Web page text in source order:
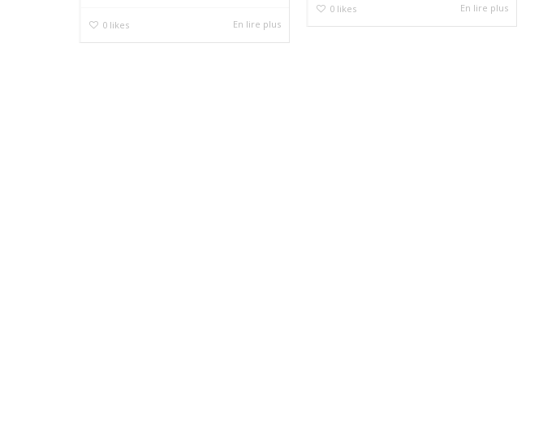
0 likes En lire plus
0 likes En lire plus